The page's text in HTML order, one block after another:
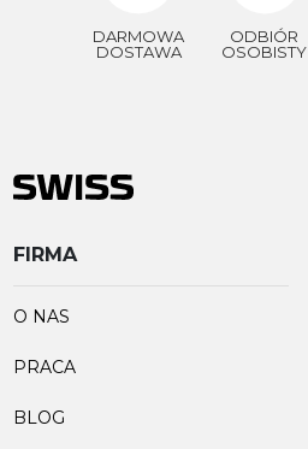
DARMOWA
DOSTAWA
ODBIÓR
OSOBISTY
FIRMA
O NAS
PRACA
BLOG